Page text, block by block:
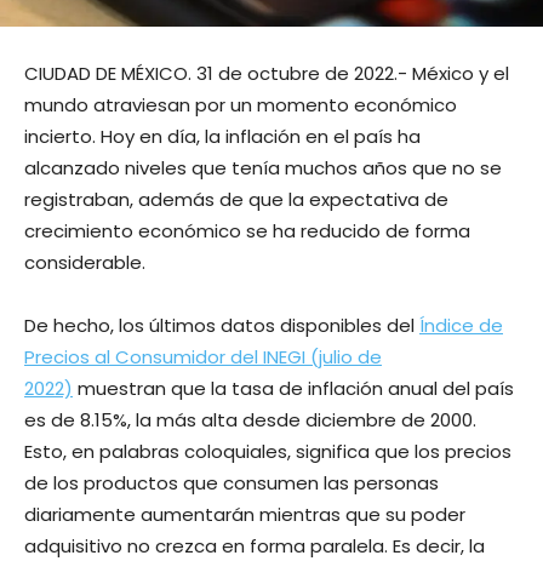
CIUDAD DE MÉXICO. 31 de octubre de 2022.- México y el
mundo atraviesan por un momento económico
incierto. Hoy en día, la inflación en el país ha
alcanzado niveles que tenía muchos años que no se
registraban, además de que la expectativa de
crecimiento económico se ha reducido de forma
considerable.
De hecho, los últimos datos disponibles delÍndice de
Precios al Consumidor del INEGI (julio de
2022) muestran que la tasa de inflación anual del país
es de 8.15%, la más alta desde diciembre de 2000.
Esto, en palabras coloquiales, significa que los precios
de los productos que consumen las personas
diariamente aumentarán mientras que su poder
adquisitivo no crezca en forma paralela. Es decir, la